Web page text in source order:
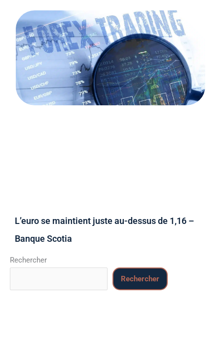
L’euro se maintient juste au-dessus de 1,16 –
Banque Scotia
Rechercher
Rechercher